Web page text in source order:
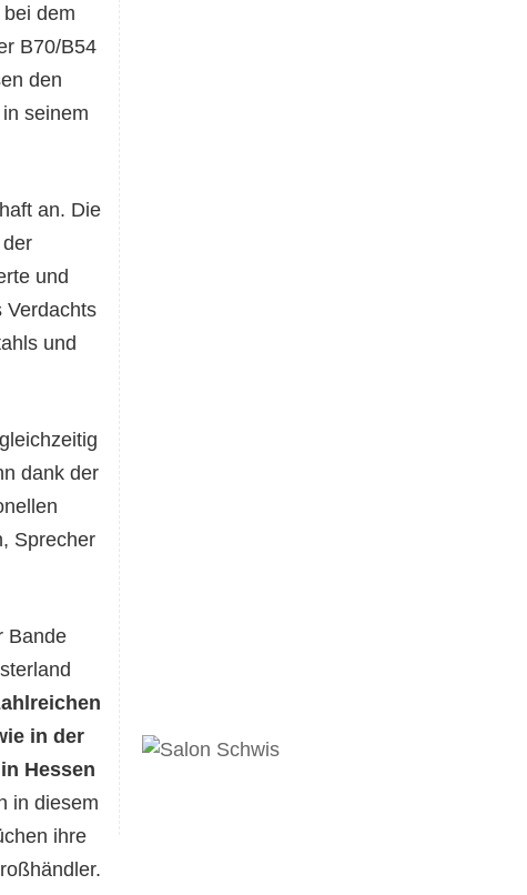
dem
B70/B54
den
seinem
an. Die
und
Verdachts
und
dank der
Sprecher
Bande
in der
Hessen
in diesem
ihre